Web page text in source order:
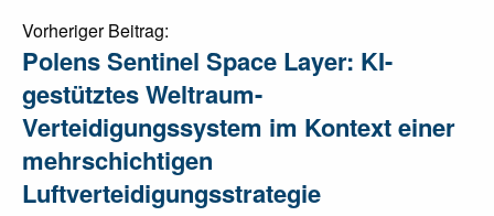
Post
navigation
Vorheriger Beitrag:
Polens Sentinel Space Layer: KI-
gestütztes Weltraum-
Verteidigungssystem im Kontext einer
mehrschichtigen
Luftverteidigungsstrategie